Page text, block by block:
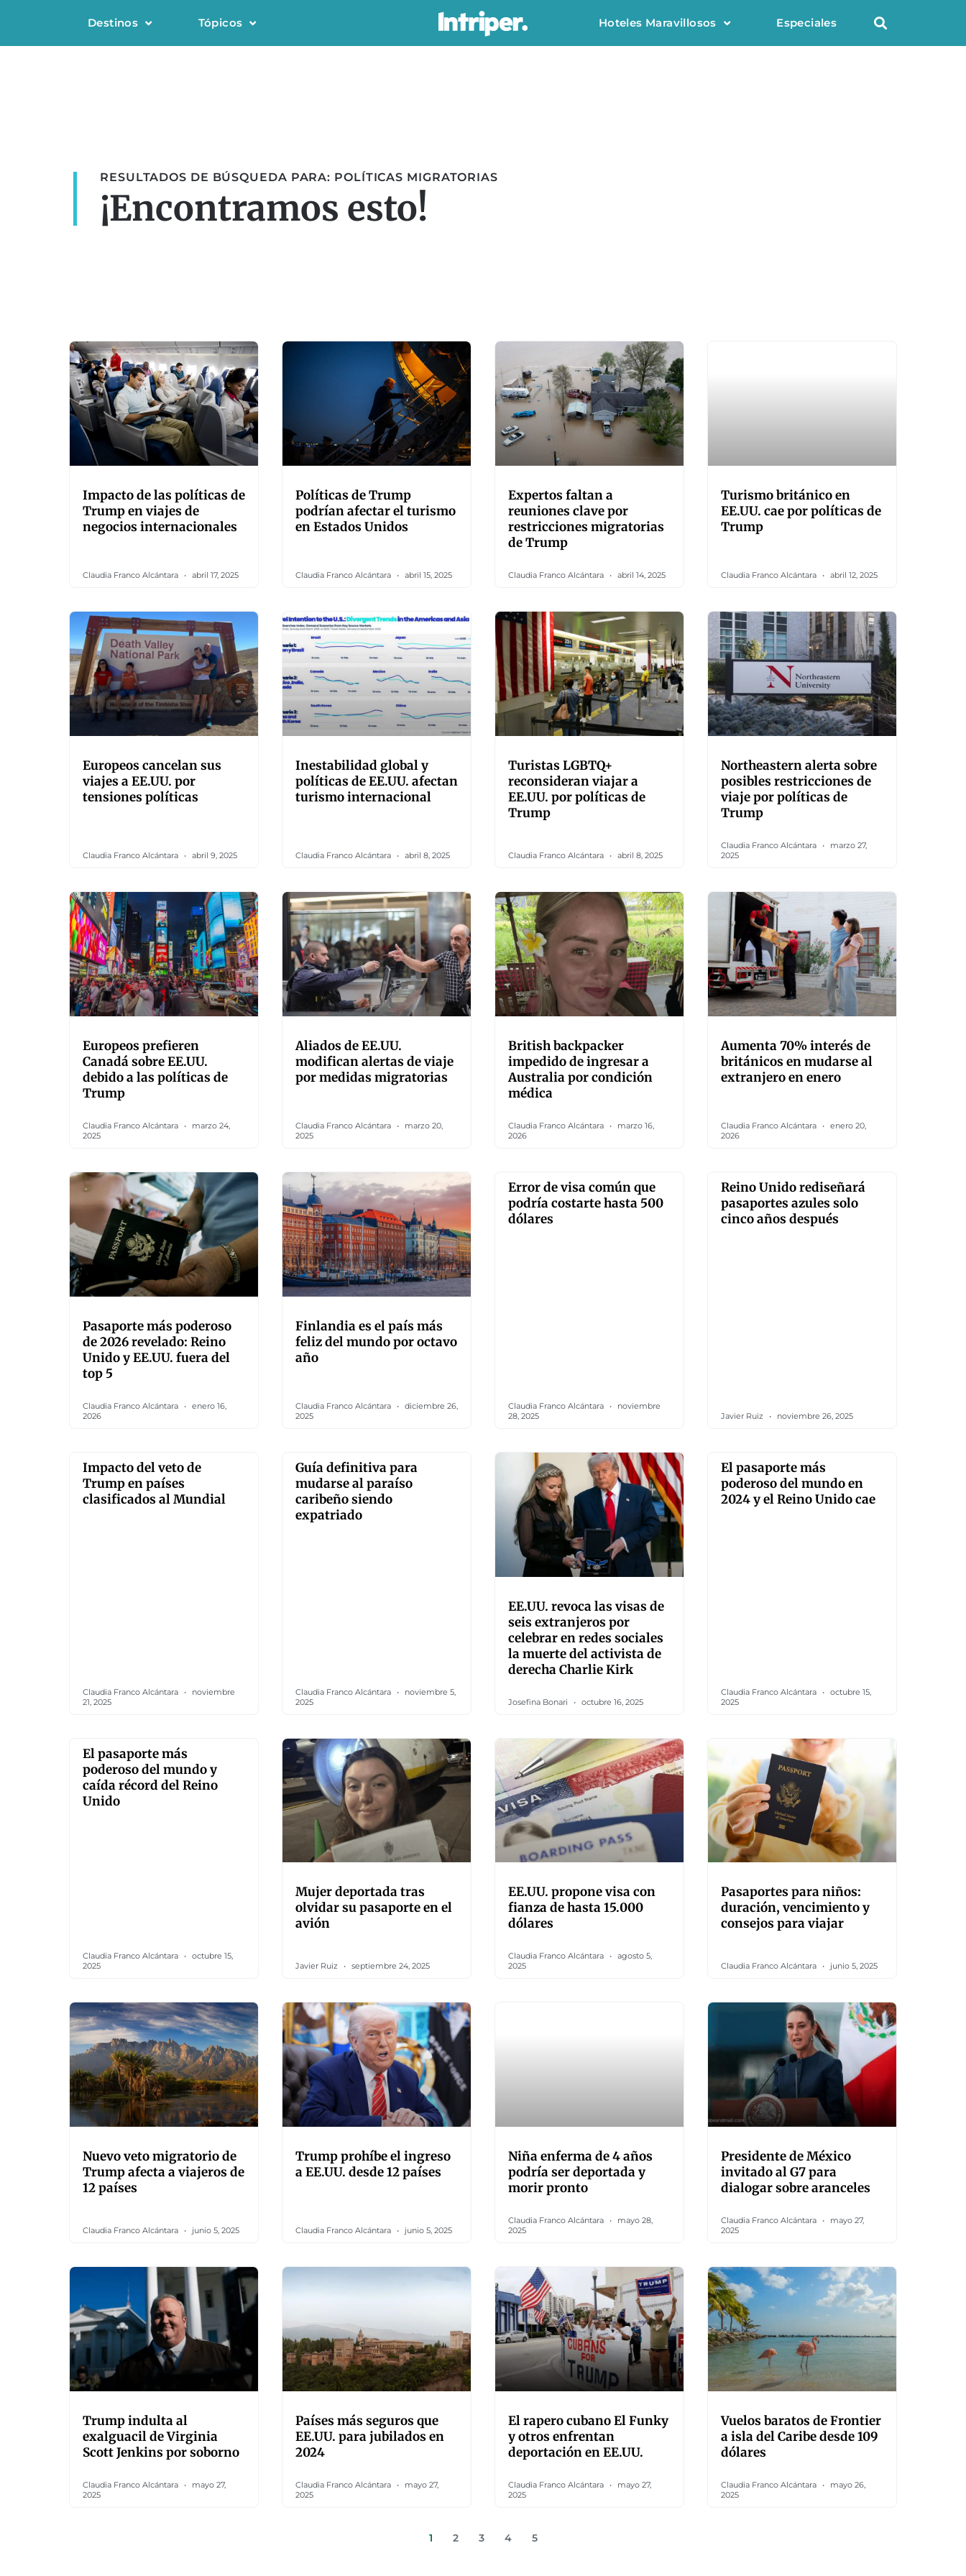
Destinos Tópicos Hoteles Maravillosos Especiales
RESULTADOS DE BÚSQUEDA PARA: POLÍTICAS MIGRATORIAS
¡Encontramos esto!
Impacto de las políticas de
Trump en viajes de
negocios internacionales
Claudia Franco Alcántara abril 17, 2025
Políticas de Trump
podrían afectar el turismo
en Estados Unidos
Claudia Franco Alcántara abril 15, 2025
Expertos faltan a
reuniones clave por
restricciones migratorias
de Trump
Claudia Franco Alcántara abril 14, 2025
Turismo británico en
EE.UU. cae por políticas de
Trump
Claudia Franco Alcántara abril 12, 2025
Europeos cancelan sus
viajes a EE.UU. por
tensiones políticas
Claudia Franco Alcántara abril 9, 2025
Inestabilidad global y
políticas de EE.UU. afectan
turismo internacional
Claudia Franco Alcántara abril 8, 2025
Turistas LGBTQ+
reconsideran viajar a
EE.UU. por políticas de
Trump
Claudia Franco Alcántara abril 8, 2025
Northeastern alerta sobre
posibles restricciones de
viaje por políticas de
Trump
Claudia Franco Alcántara
marzo 27,
2025
Europeos prefieren
Canadá sobre EE.UU.
debido a las políticas de
Trump
Claudia Franco Alcántara
marzo 24,
2025
Aliados de EE.UU.
modifican alertas de viaje
por medidas migratorias
Claudia Franco Alcántara
marzo 20,
2025
British backpacker
impedido de ingresar a
Australia por condición
médica
Claudia Franco Alcántara
marzo 16,
2026
Aumenta 70% interés de
británicos en mudarse al
extranjero en enero
Claudia Franco Alcántara
enero 20,
2026
Pasaporte más poderoso
de 2026 revelado: Reino
Unido y EE.UU. fuera del
top 5
Claudia Franco Alcántara
enero 16,
2026
Finlandia es el país más
feliz del mundo por octavo
año
Claudia Franco Alcántara
diciembre 26,
2025
Error de visa común que
podría costarte hasta 500
dólares
Claudia Franco Alcántara
noviembre
28, 2025
Reino Unido rediseñará
pasaportes azules solo
cinco años después
Javier Ruiz noviembre 26, 2025
Impacto del veto de
Trump en países
clasificados al Mundial
Claudia Franco Alcántara
noviembre
21, 2025
Guía definitiva para
mudarse al paraíso
caribeño siendo
expatriado
Claudia Franco Alcántara
noviembre 5,
2025
EE.UU. revoca las visas de
seis extranjeros por
celebrar en redes sociales
la muerte del activista de
derecha Charlie Kirk
Josefina Bonari octubre 16, 2025
El pasaporte más
poderoso del mundo en
2024 y el Reino Unido cae
Claudia Franco Alcántara
octubre 15,
2025
El pasaporte más
poderoso del mundo y
caída récord del Reino
Unido
Claudia Franco Alcántara
octubre 15,
2025
Mujer deportada tras
olvidar su pasaporte en el
avión
Javier Ruiz septiembre 24, 2025
EE.UU. propone visa con
fianza de hasta 15.000
dólares
Claudia Franco Alcántara
agosto 5,
2025
Pasaportes para niños:
duración, vencimiento y
consejos para viajar
Claudia Franco Alcántara junio 5, 2025
Nuevo veto migratorio de
Trump afecta a viajeros de
12 países
Claudia Franco Alcántara junio 5, 2025
Trump prohíbe el ingreso
a EE.UU. desde 12 países
Claudia Franco Alcántara junio 5, 2025
Niña enferma de 4 años
podría ser deportada y
morir pronto
Claudia Franco Alcántara
mayo 28,
2025
Presidente de México
invitado al G7 para
dialogar sobre aranceles
Claudia Franco Alcántara
mayo 27,
2025
Trump indulta al
exalguacil de Virginia
Scott Jenkins por soborno
Claudia Franco Alcántara
mayo 27,
2025
Países más seguros que
EE.UU. para jubilados en
2024
Claudia Franco Alcántara
mayo 27,
2025
El rapero cubano El Funky
y otros enfrentan
deportación en EE.UU.
Claudia Franco Alcántara
mayo 27,
2025
Vuelos baratos de Frontier
a isla del Caribe desde 109
dólares
Claudia Franco Alcántara
mayo 26,
2025
1 2 3 4 5